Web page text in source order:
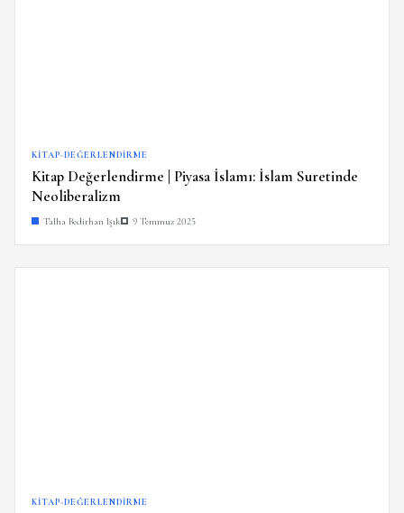
KITAP-DEĞERLENDIRME
Kitap Değerlendirme | Piyasa İslamı: İslam Suretinde
Neoliberalizm
Talha Bedirhan Işık 9 Temmuz 2025
KITAP-DEĞERLENDIRME